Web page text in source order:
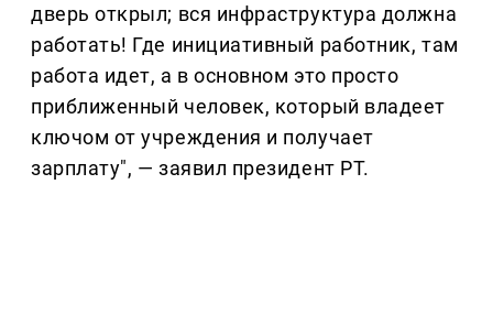
дверь открыл; вся инфраструктура должна
работать! Где инициативный работник, там
работа идет, а в основном это просто
приближенный человек, который владеет
ключом от учреждения и получает
зарплату", — заявил президент РТ.